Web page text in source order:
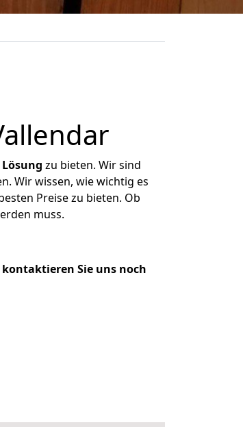
Lösung zu bieten. Wir sind
Wir wissen, wie wichtig es
Preise zu bieten. Ob
muss.
kontaktieren Sie uns noch